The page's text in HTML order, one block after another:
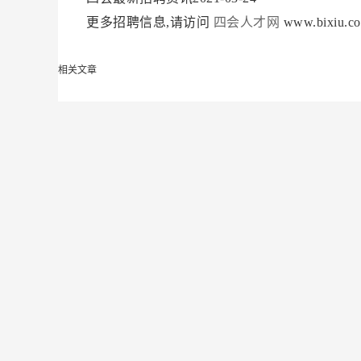
更多招聘信息,请访问 四会人才网
相关文章